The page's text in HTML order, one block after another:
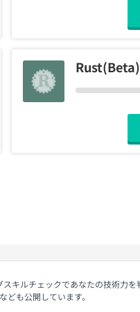
キルチェックであなたの技術力
も公開しています。